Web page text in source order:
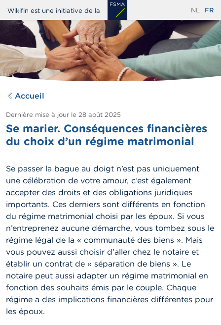
Aller
au
contenu
principal
Wikifin est une initiative de la NL FR
Accueil
Dernière mise à jour le 28 août 2025
Se marier. Conséquences financières
du choix d’un régime matrimonial
Se passer la bague au doigt n’est pas uniquement
une célébration de votre amour, c’est également
accepter des droits et des obligations juridiques
importants. Ces derniers sont différents en fonction
du régime matrimonial choisi par les époux. Si vous
n’entreprenez aucune démarche, vous tombez sous le
régime légal de la « communauté des biens ». Mais
vous pouvez aussi choisir d’aller chez le notaire et
établir un contrat de « séparation de biens ». Le
notaire peut aussi adapter un régime matrimonial en
fonction des souhaits émis par le couple. Chaque
régime a des implications financières différentes pour
les époux.